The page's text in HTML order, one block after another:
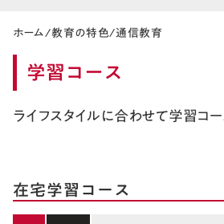
ホーム/教育の特色/通信教育
学習コース
ライフスタイルに合わせて学習コ
在宅学習コース